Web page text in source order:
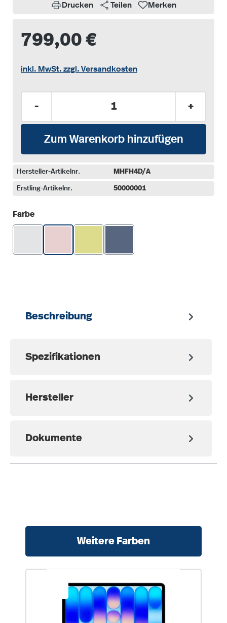
Drucken Teilen Merken
799,00 €
inkl. MwSt. zzgl. Versandkosten
- +
Zum Warenkorb hinzufügen
Hersteller-Artikelnr. MHFH4D/A
Erstling-Artikelnr. 50000001
Farbeauswählen
Beschreibung
Spezifikationen
Hersteller
Dokumente
Weitere Farben